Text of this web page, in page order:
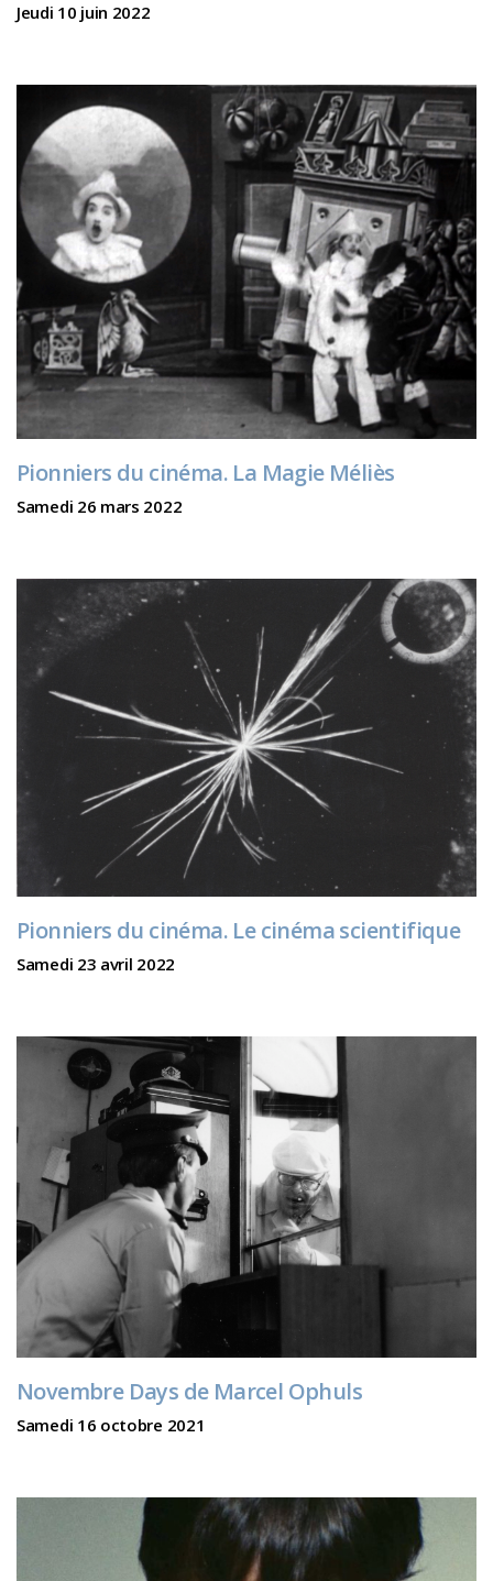
Jeudi 10 juin 2022
Pionniers du cinéma. La Magie Méliès
Samedi 26 mars 2022
Pionniers du cinéma. Le cinéma scientifique
Samedi 23 avril 2022
Novembre Days de Marcel Ophuls
Samedi 16 octobre 2021